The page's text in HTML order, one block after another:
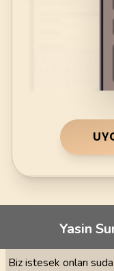
Yasin
Biz istesek onları